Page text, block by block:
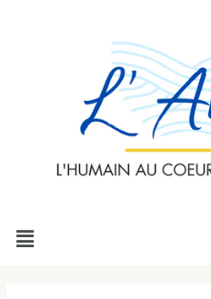
Menu